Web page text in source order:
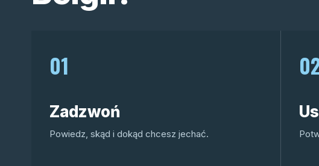
01
Zadzwoń
Powiedz, skąd i dokąd chcesz jechać.